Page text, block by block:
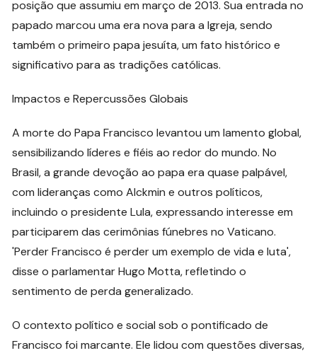
posição que assumiu em março de 2013. Sua entrada no
papado marcou uma era nova para a Igreja, sendo
também o primeiro papa jesuíta, um fato histórico e
significativo para as tradições católicas.
Impactos e Repercussões Globais
A morte do Papa Francisco levantou um lamento global,
sensibilizando líderes e fiéis ao redor do mundo. No
Brasil, a grande devoção ao papa era quase palpável,
com lideranças como Alckmin e outros políticos,
incluindo o presidente Lula, expressando interesse em
participarem das cerimônias fúnebres no Vaticano.
'Perder Francisco é perder um exemplo de vida e luta',
disse o parlamentar Hugo Motta, refletindo o
sentimento de perda generalizado.
O contexto político e social sob o pontificado de
Francisco foi marcante. Ele lidou com questões diversas,